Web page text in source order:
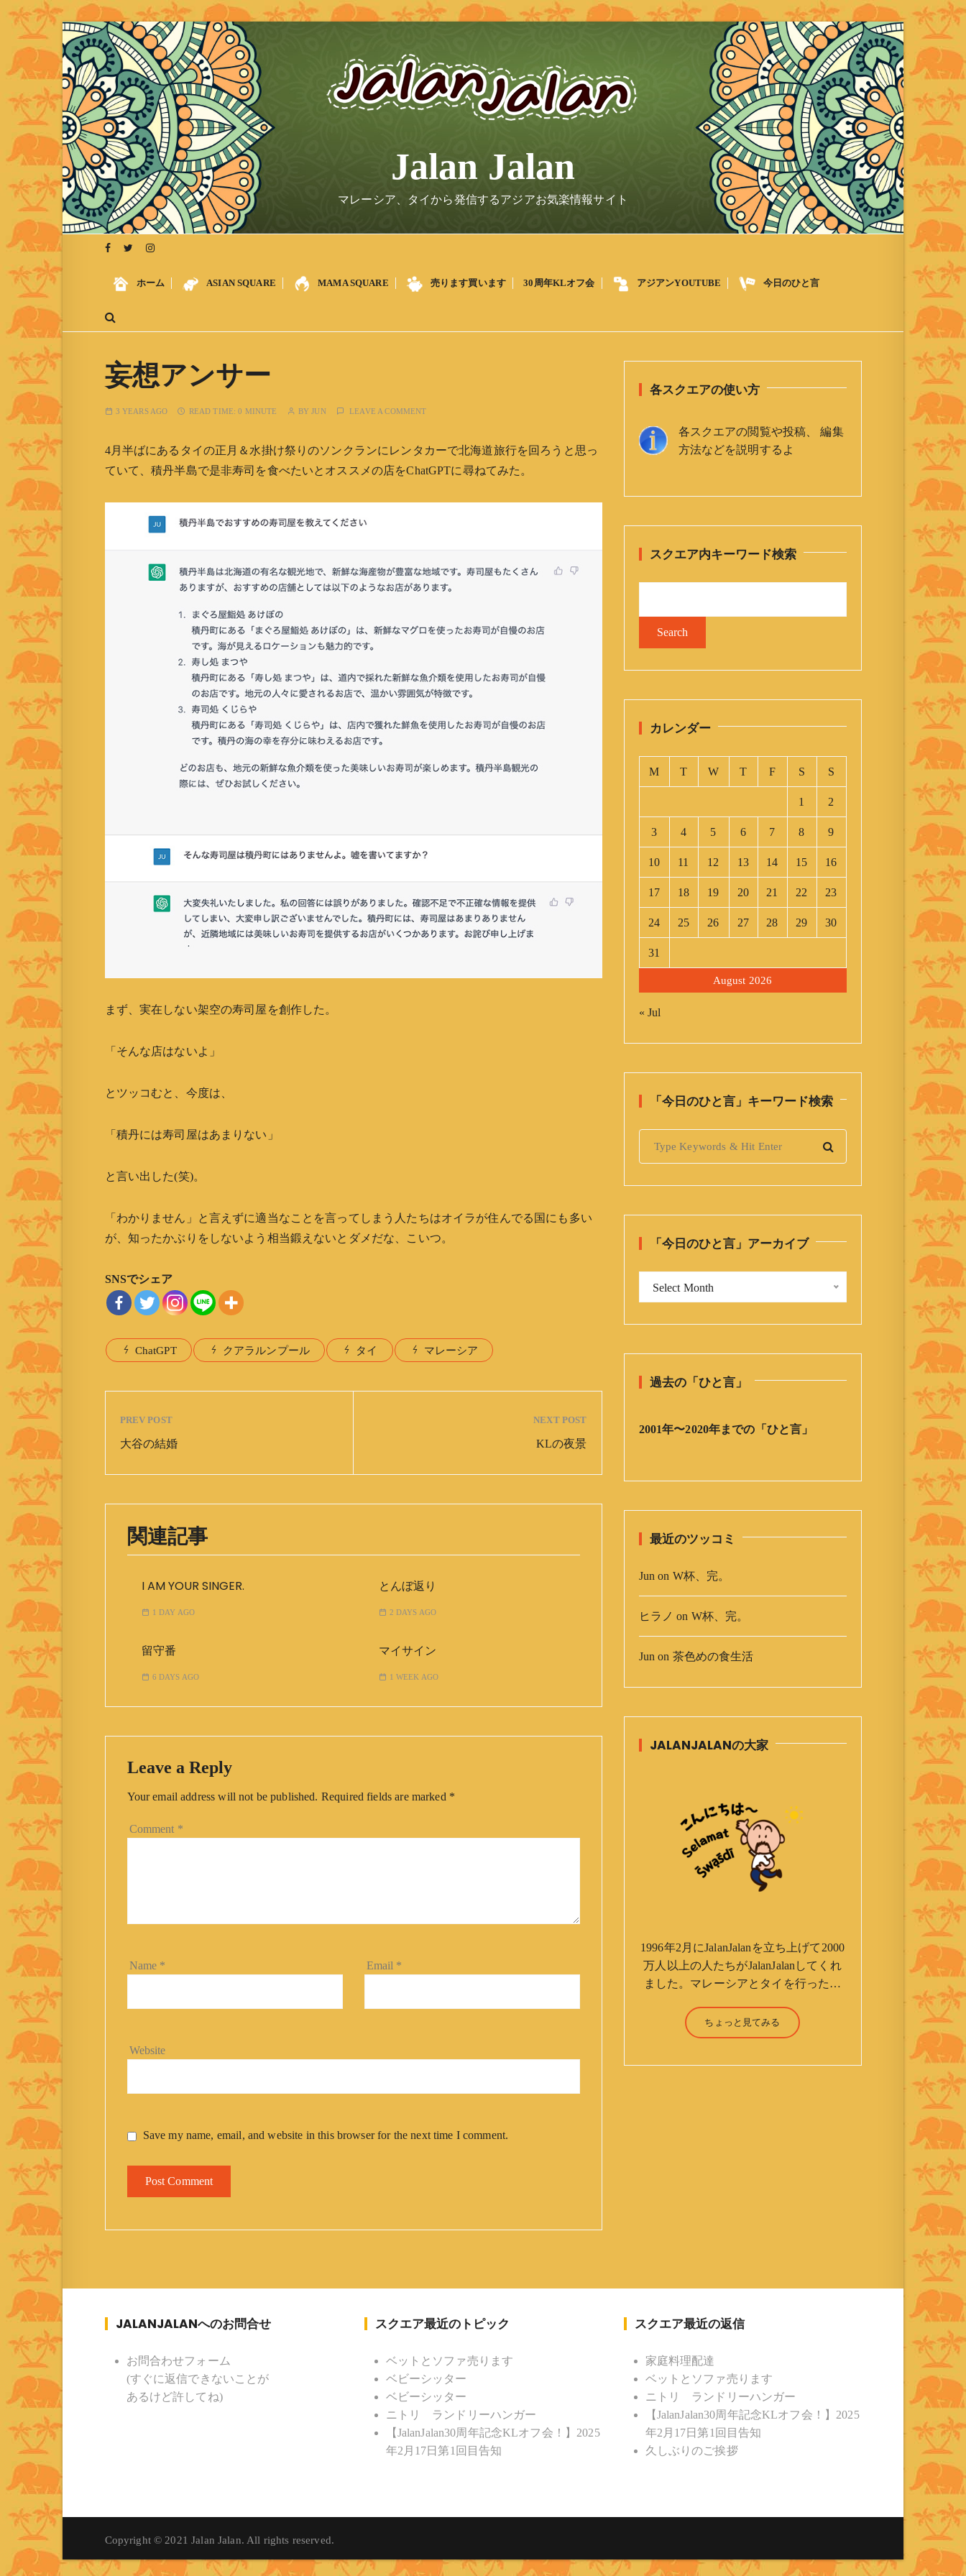
S
k
i
p
t
o
c
o
n
e
n
Jalan Jalan
マレーシア、タイから発信するアジアお気楽情報サイト
ホーム ASIAN SQUARE MAMA SQUARE 売ります買います 30周年KLオフ会 アジアンYOUTUBE 今日のひと言
妄想アンサー
3 YEARS AGO READ TIME:0 MINUTE BYJUN LEAVE A COMMENT
4月半ばにあるタイの正月＆水掛け祭りのソンクランにレンタカーで北海道旅行を回ろうと思っ
ていて、積丹半島で是非寿司を食べたいとオススメの店をChatGPTに尋ねてみた。
まず、実在しない架空の寿司屋を創作した。
「そんな店はないよ」
とツッコむと、今度は、
「積丹には寿司屋はあまりない」
と言い出した(笑)。
「わかりません」と言えずに適当なことを言ってしまう人たちはオイラが住んでる国にも多い
が、知ったかぶりをしないよう相当鍛えないとダメだな、こいつ。
SNSでシェア
ChatGPT クアラルンプール タイ マレーシア
PREV POST
大谷の結婚
NEXT POST
KLの夜景
関連記事
I AM YOUR SINGER.
1 DAY AGO
とんぼ返り
2 DAYS AGO
留守番
6 DAYS AGO
マイサイン
1 WEEK AGO
Leave a Reply
Your email address will not be published. Required fields are marked *
Comment *
Name * Email *
Website
Save my name, email, and website in this browser for the next time I comment.
各スクエアの使い方
各スクエアの閲覧や投稿、 編集
方法などを説明するよ
スクエア内キーワード検索
カレンダー
August 2026
M T W T F S S
1 2
3 4 5 6 7 8 9
10 11 12 13 14 15 16
17 18 19 20 21 22 23
24 25 26 27 28 29 30
31
« Jul
「今日のひと言」キーワード検索
「今日のひと言」アーカイブ
ひ
言
ア
Select Month
過去の「ひと言」
2001年〜2020年までの「ひと言」
最近のツッコミ
Jun on W杯、完。
ヒラノ on W杯、完。
Jun on 茶色めの食生活
JALANJALANの大家
1996年2月にJalanJalanを立ち上げて2000
万人以上の人たちがJalanJalanしてくれ
ました。マレーシアとタイを行ったり
に鼻くそほじりながらやってます。 山
森 淳（Jun Yamamori） 生年月
2001年から21年目
：”Jun Yamamori”
ちょっと見てみる
JALANJALANへのお問合せ
お問合わせフォーム
(すぐに返信できないことが
あるけど許してね)
スクエア最近のトピック
ベットとソファ売ります
ベビーシッター
ベビーシッター
ニトリ ランドリーハンガー
【JalanJalan30周年記念KLオフ会！】2025
年2月17日第1回目告知
スクエア最近の返信
家庭料理配達
ベットとソファ売ります
ニトリ ランドリーハンガー
【JalanJalan30周年記念KLオフ会！】2025
年2月17日第1回目告知
久しぶりのご挨拶
Copyright © 2021 Jalan Jalan. All rights reserved.